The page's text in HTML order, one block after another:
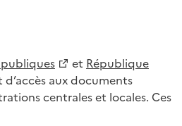
et République
aux documents
centrales et locales. Ces